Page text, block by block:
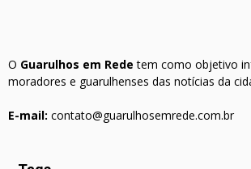
O Guarulhos em Rede tem como objetivo
moradores e guarulhenses das notícias da
E-mail: contato@guarulhosemrede.com.br